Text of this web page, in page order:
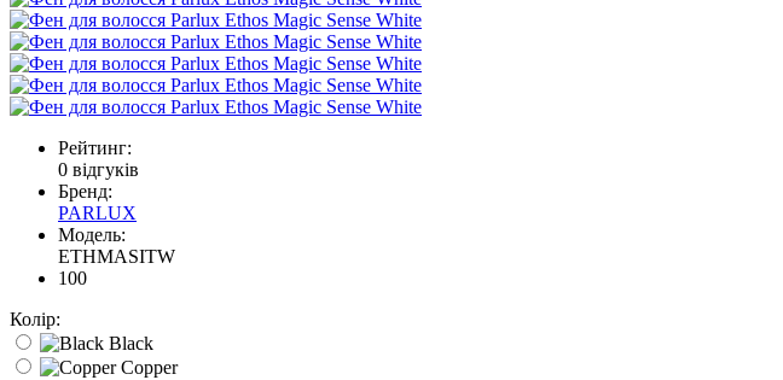
Рейтинг:
0 відгуків
Бренд:
PARLUX
Модель:
ETHMASITW
100
Колір:
Black
Copper